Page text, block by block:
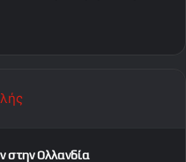
στην Ολλανδία